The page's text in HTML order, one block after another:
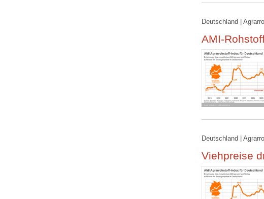
Deutschland |
AMI-
Deutschland |
Viehpreise